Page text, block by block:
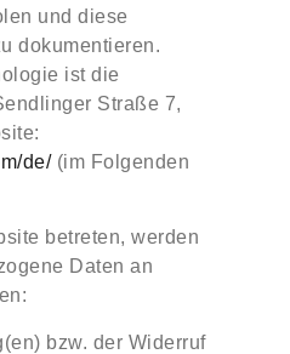
und diese
dokumentieren.
ist die
Straße 7,
de/(im Folgenden
betreten, werden
Daten an
bzw. der Widerruf